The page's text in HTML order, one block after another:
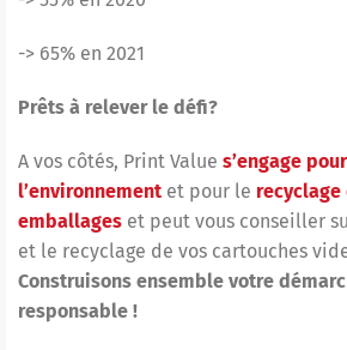
-> 65% en 2021
Prêts à relever le défi?
A vos côtés, Print Value s’engage pour
l’environnement et pour le recyclage
emballages et peut vous conseiller
et le recyclage de vos cartouches
Construisons ensemble votre
responsable !